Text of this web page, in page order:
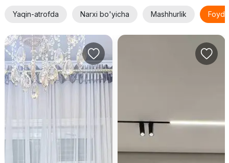
Yaqin-atrofda Narxi bo'yicha Mashhurlik